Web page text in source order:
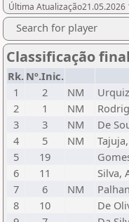
Última Atualização21.05.2026
Search for player
Classificação
Rk. Nº.Inic.
1
2 NM
2
1 NM
3
3 NM De
4
5 NM
5
19
6
11 Silva,
7
6 NM
8
10 De